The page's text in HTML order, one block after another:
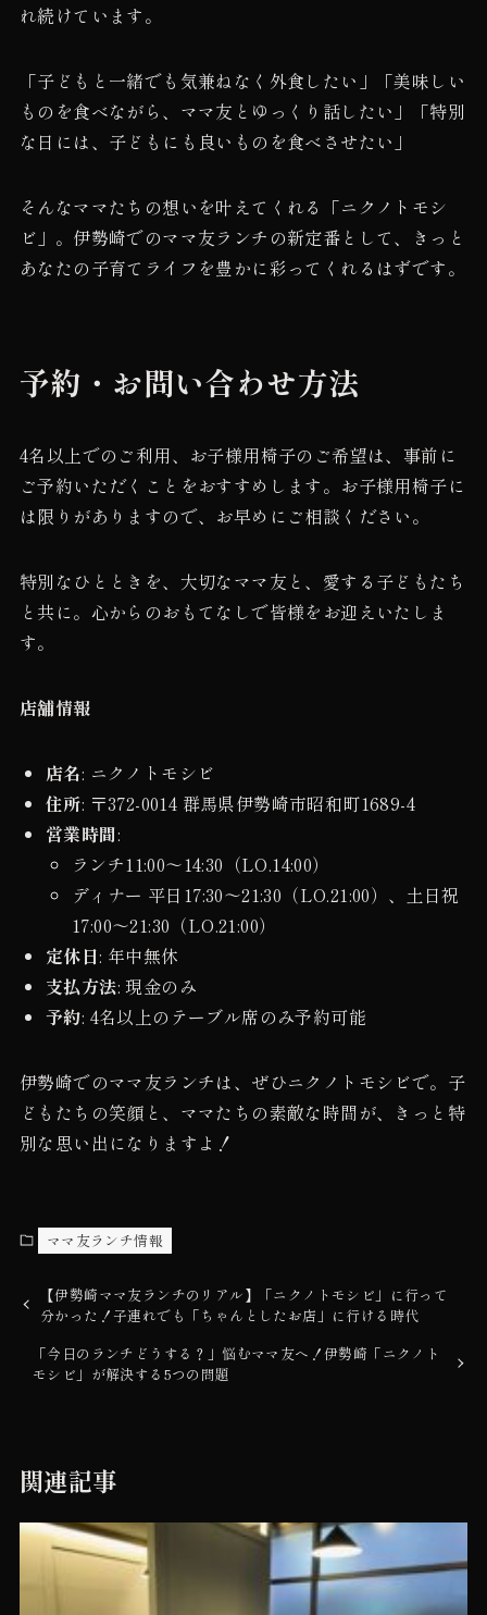
れ続けています。
「子どもと一緒でも気兼ねなく外食したい」「美味しい
ものを食べながら、ママ友とゆっくり話したい」「特別
な日には、子どもにも良いものを食べさせたい」
そんなママたちの想いを叶えてくれる「ニクノトモシ
ビ」。伊勢崎でのママ友ランチの新定番として、きっと
あなたの子育てライフを豊かに彩ってくれるはずです。
予約・お問い合わせ方法
4名以上でのご利用、お子様用椅子のご希望は、事前に
ご予約いただくことをおすすめします。お子様用椅子に
は限りがありますので、お早めにご相談ください。
特別なひとときを、大切なママ友と、愛する子どもたち
と共に。心からのおもてなしで皆様をお迎えいたしま
す。
店舗情報
店名: ニクノトモシビ
住所: 〒372-0014 群馬県伊勢崎市昭和町1689-4
営業時間:
ランチ11:00〜14:30（LO.14:00）
ディナー 平日17:30〜21:30（LO.21:00）、土日祝
17:00〜21:30（LO.21:00）
定休日: 年中無休
支払方法: 現金のみ
予約: 4名以上のテーブル席のみ予約可能
伊勢崎でのママ友ランチは、ぜひニクノトモシビで。子
どもたちの笑顔と、ママたちの素敵な時間が、きっと特
別な思い出になりますよ！
ママ友ランチ情報
【伊勢崎ママ友ランチのリアル】「ニクノトモシビ」に行って
分かった！子連れでも「ちゃんとしたお店」に行ける時代
「今日のランチどうする？」悩むママ友へ！伊勢崎「ニクノト
モシビ」が解決する5つの問題
関連記事